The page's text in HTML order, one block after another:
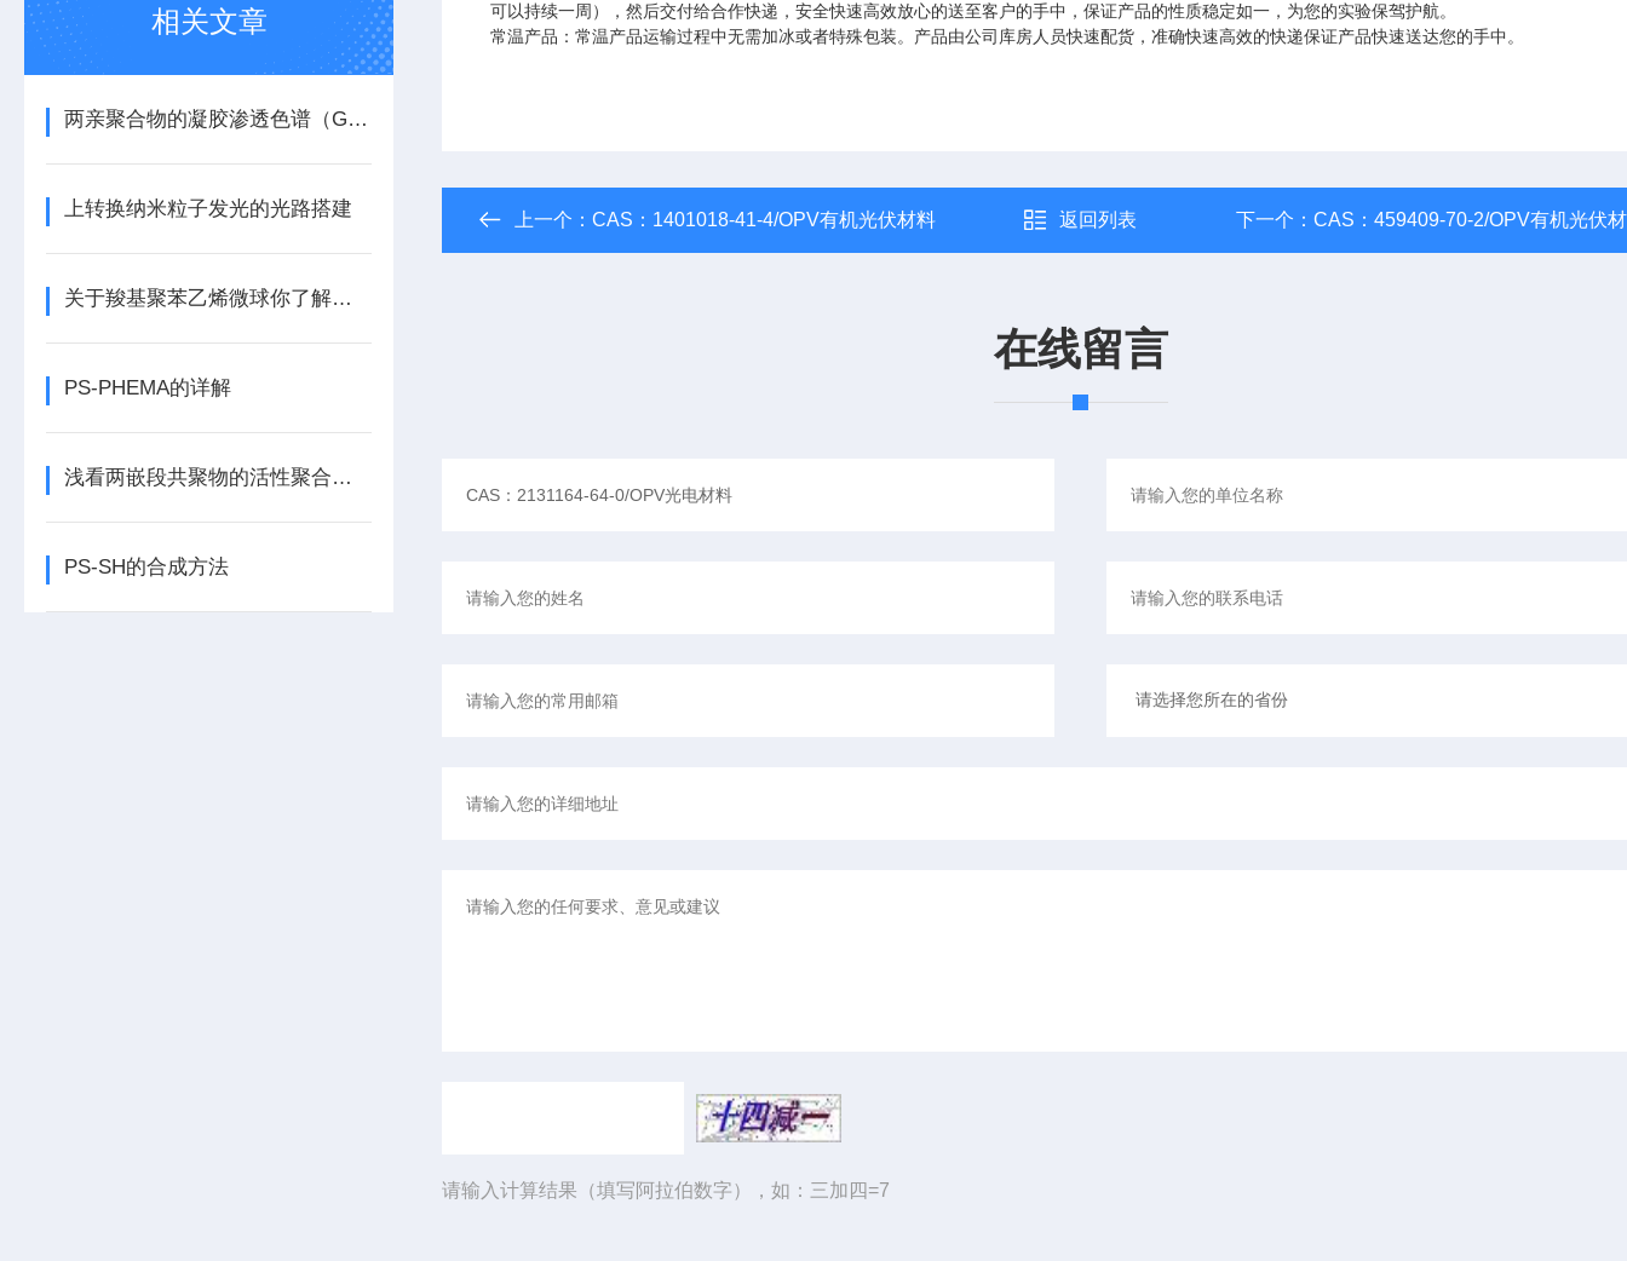
相关文章
两亲聚合物的凝胶渗透色谱（GPC）方法
上转换纳米粒子发光的光路搭建
关于羧基聚苯乙烯微球你了解多少？
PS-PHEMA的详解
浅看两嵌段共聚物的活性聚合方法
PS-SH的合成方法
可以持续一周），然后交付给合作快递，安全快速高效放心的送至客户的手中，保证产品的性质稳定如一，为您的实验保驾护航。
常温产品：常温产品运输过程中无需加冰或者特殊包装。产品由公司库房人员快速配货，准确快速高效的快递保证产品快速送达您的手中。
上一个： CAS：1401018-41-4/OPV有机光伏材料 返回列表 下一个： CAS：459409-70-2/OPV有机光伏
在线留言
请输入计算结果（填写阿拉伯数字），如：三加四=7